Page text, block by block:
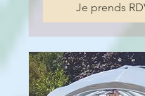
Je prends